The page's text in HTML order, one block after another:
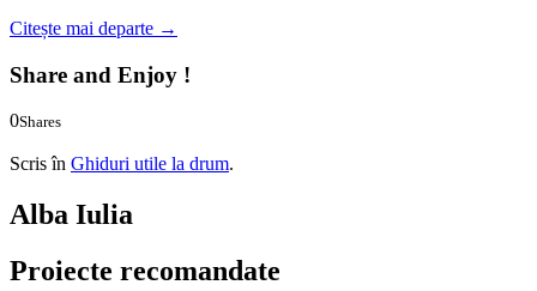
Citește mai departe →
Share and Enjoy !
0Shares
Scris în Ghiduri utile la drum.
Alba Iulia
Proiecte recomandate